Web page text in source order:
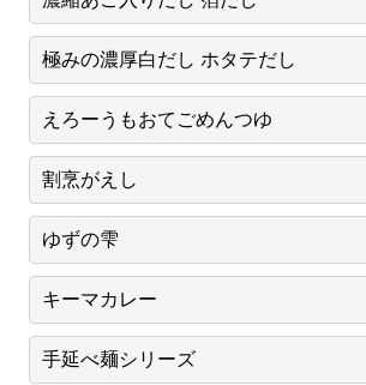
極みの濃厚白だし ホタテだし
えろーうもおてごめんつゆ
割烹がえし
ゆずの雫
キーマカレー
手延べ麺シリーズ